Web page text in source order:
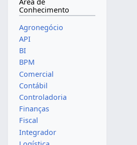
Conhecimento
Agronegócio
API
BI
BPM
Comercial
Contábil
Controladoria
Finanças
Fiscal
Integrador